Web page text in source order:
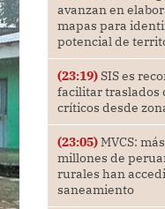
avanzan en
mapas para
potencial de
(23:19)SIS es
facilitar traslados
críticos desde
(23:05)MVCS:
millones de
rurales han
saneamiento